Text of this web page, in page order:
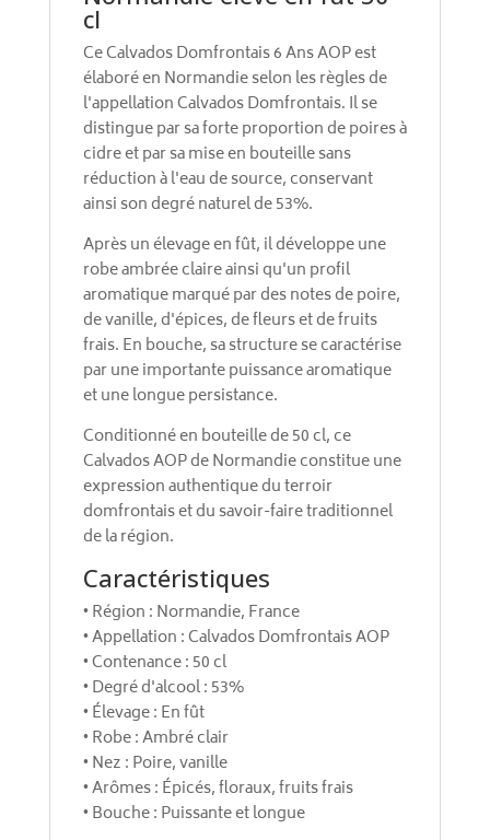
cl
Ce Calvados Domfrontais 6 Ans AOP est
élaboré en Normandie selon les règles de
l'appellation Calvados Domfrontais. Il se
distingue par sa forte proportion de poires à
cidre et par sa mise en bouteille sans
réduction à l'eau de source, conservant
ainsi son degré naturel de 53%.
Après un élevage en fût, il développe une
robe ambrée claire ainsi qu'un profil
aromatique marqué par des notes de poire,
de vanille, d'épices, de fleurs et de fruits
frais. En bouche, sa structure se caractérise
par une importante puissance aromatique
et une longue persistance.
Conditionné en bouteille de 50 cl, ce
Calvados AOP de Normandie constitue une
expression authentique du terroir
domfrontais et du savoir-faire traditionnel
de la région.
Caractéristiques
• Région : Normandie, France
• Appellation : Calvados Domfrontais AOP
• Contenance : 50 cl
• Degré d'alcool : 53%
• Élevage : En fût
• Robe : Ambré clair
• Nez : Poire, vanille
• Arômes : Épicés, floraux, fruits frais
• Bouche : Puissante et longue